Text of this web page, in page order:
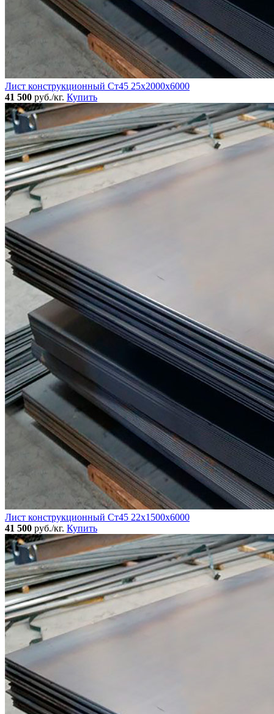
Лист конструкционный Ст45 25х2000х6000
41 500 руб./кг. Купить
Лист конструкционный Ст45 22х1500х6000
41 500 руб./кг. Купить